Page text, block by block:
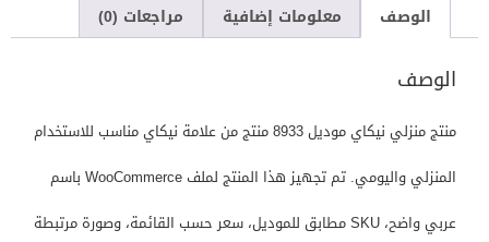
الوصف معلومات إضافية مراجعات (0)
الوصف
منتج منزلي نيكاي موديل 8933 منتج من علامة نيكاي مناسب للاستخدام
المنزلي واليومي. تم تجهيز هذا المنتج لملف WooCommerce باسم
عربي واضح، SKU مطابق للموديل، سعر حسب القائمة، وصورة مرتبطة